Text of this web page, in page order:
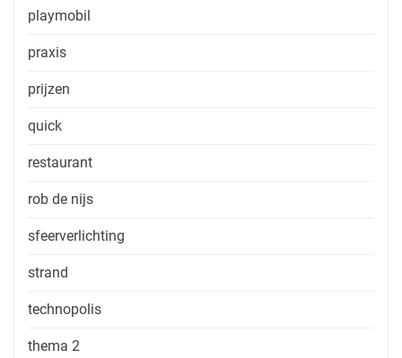
playmobil
praxis
prijzen
quick
restaurant
rob de nijs
sfeerverlichting
strand
technopolis
thema 2